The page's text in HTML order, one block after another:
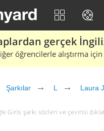
gerçek
öğrencilerle alıştırma
Şarkılar L Laura
Girls şarkı sözleri ve çevirisi